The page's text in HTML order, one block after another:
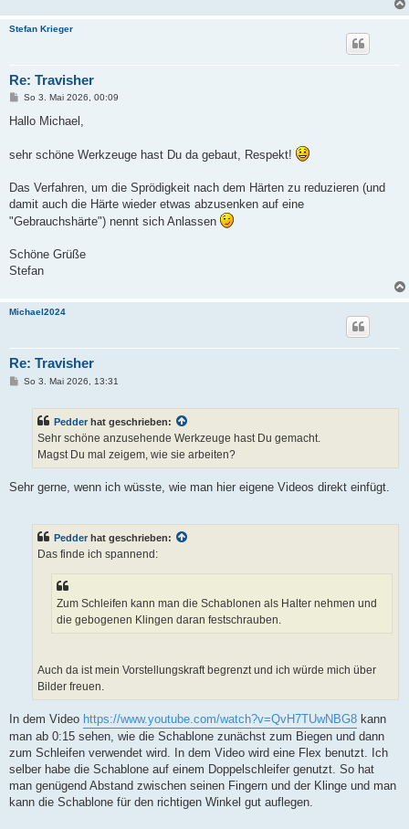
Stefan Krieger
Re: Travisher
B
i
a
g
So 3. Mai 2026, 00:09
Hallo Michael,
sehr schöne Werkzeuge hast Du da gebaut, Respekt!
Das Verfahren, um die Sprödigkeit nach dem Härten zu reduzieren (und
damit auch die Härte wieder etwas abzusenken auf eine
"Gebrauchshärte") nennt sich Anlassen
Schöne Grüße
Stefan
Michael2024
Re: Travisher
BSo 3. Mai 2026, 13:31
Pedder hat geschrieben:
Sehr schöne anzusehende Werkzeuge hast Du gemacht.
Magst Du mal zeigem, wie sie arbeiten?
Sehr gerne, wenn ich wüsste, wie man hier eigene Videos direkt einfügt.
Pedder hat geschrieben:
Das finde ich spannend:
Zum Schleifen kann man die Schablonen als Halter nehmen und
die gebogenen Klingen daran festschrauben.
Auch da ist mein Vorstellungskraft begrenzt und ich würde mich über
Bilder freuen.
In dem Video https://www.youtube.com/watch?v=QvH7TUwNBG8 kann
man ab 0:15 sehen, wie die Schablone zunächst zum Biegen und dann
zum Schleifen verwendet wird. In dem Video wird eine Flex benutzt. Ich
selber habe die Schablone auf einem Doppelschleifer genutzt. So hat
man genügend Abstand zwischen seinen Fingern und der Klinge und man
kann die Schablone für den richtigen Winkel gut auflegen.